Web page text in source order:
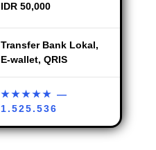
IDR 50,000
Transfer Bank Lokal,
E-wallet, QRIS
★★★★★ —
1.525.536